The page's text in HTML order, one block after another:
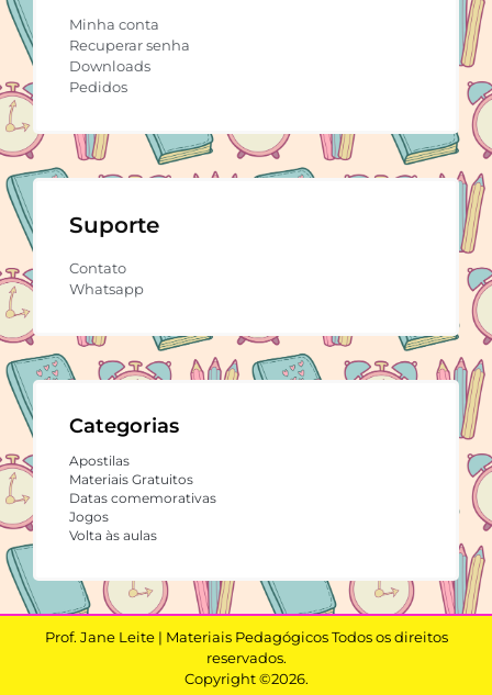
Minha conta
Recuperar senha
Downloads
Pedidos
Suporte
Contato
Whatsapp
Categorias
Apostilas
Materiais Gratuitos
Datas comemorativas
Jogos
Volta às aulas
Prof. Jane Leite | Materiais Pedagógicos Todos os direitos
reservados.
Copyright ©2026.